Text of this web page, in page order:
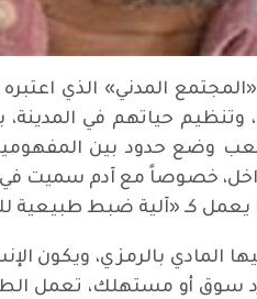
المدني» الذي
وتنظيم حياتهم في
وضع حدود بين
خصوصاً مع آدم سميت
يعمل كـ «آلية ضبط طبيعية
المادي بالرمزي، ويكون
سوق أو مستهلك، تعمل